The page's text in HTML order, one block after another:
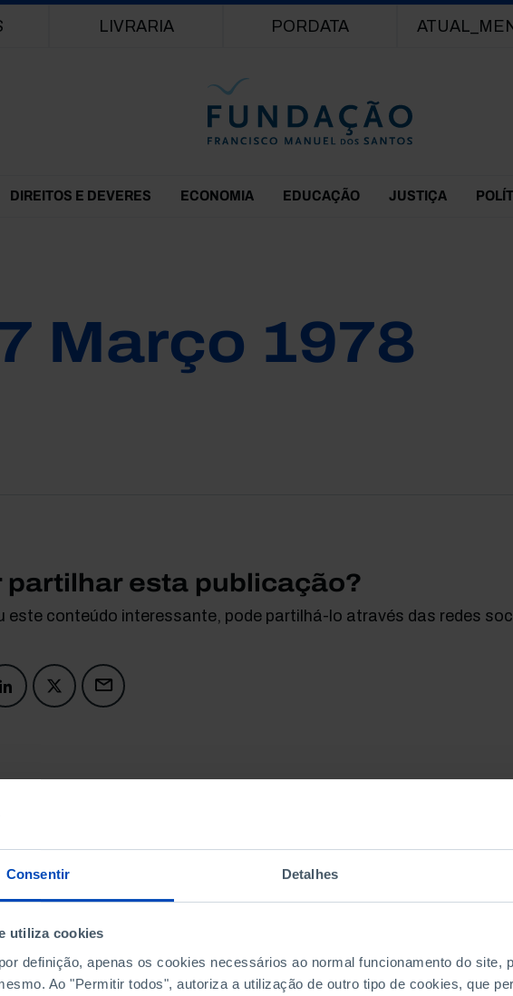
Consentir Detalhes
utiliza cookies
definição, apenas os cookies necessários ao normal funcionamento do site,
Ao "Permitir todos", autoriza a utilização de outro tipo de cookies, que
LIVRARIA PORDATA
DIREITOS E DEVERES ECONOMIA EDUCAÇÃO JUSTIÇA
Março 1978
partilhar esta publicação?
este conteúdo interessante, pode partilhá-lo através das redes